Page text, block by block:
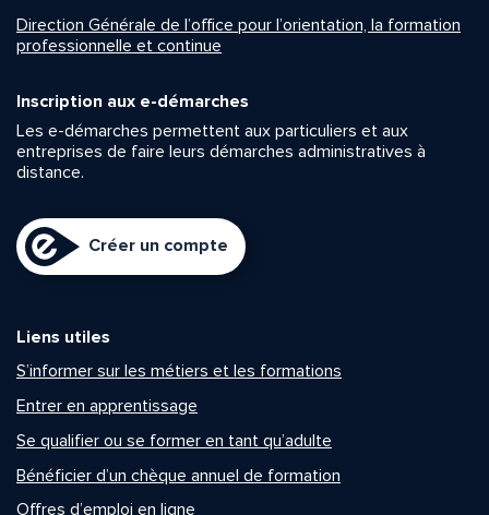
Direction Générale de l’office pour l’orientation, la formation
professionnelle et continue
Inscription aux e-démarches
Les e-démarches permettent aux particuliers et aux
entreprises de faire leurs démarches administratives à
distance.
Créer un compte
Liens utiles
S’informer sur les métiers et les formations
Entrer en apprentissage
Se qualifier ou se former en tant qu’adulte
Bénéficier d’un chèque annuel de formation
Offres d’emploi en ligne